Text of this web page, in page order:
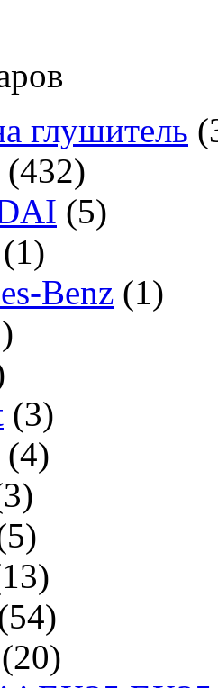
глушитель
(432)
(5)
(1)
Benz (1)
(3)
(4)
(20)